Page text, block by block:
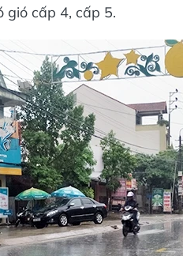
gió cấp 4, cấp 5.